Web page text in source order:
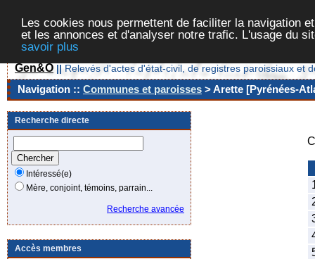
Les cookies nous permettent de faciliter la navigation
et les annonces et d'analyser notre trafic. L'usage du
savoir plus
Gen&O || Relevés d'actes d'état-civil, de registres paroissiaux et
Navigation :: Communes et paroisses > Arette [Pyrénées-
Recherche directe
Intéressé(e)
Mère, conjoint, témoins, parrain...
Recherche avancée
Accès membres